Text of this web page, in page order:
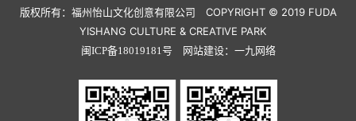
版权所有：福州怡山文化创意有限公司 COPYRIGHT © 2019 FUDA
YISHANG CULTURE & CREATIVE PARK
闽ICP备18019181号 网站建设： 一九网络